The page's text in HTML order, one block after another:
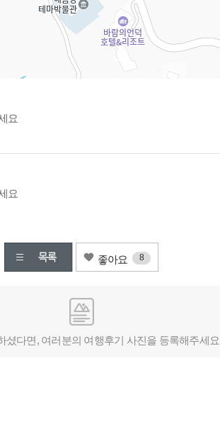
요
요
좋아요 8
셨다면, 여러분의 여행후기 사진을 등록해주세요